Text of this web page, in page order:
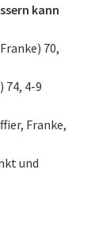
kann
70,
74, 4-9
Franke,
und